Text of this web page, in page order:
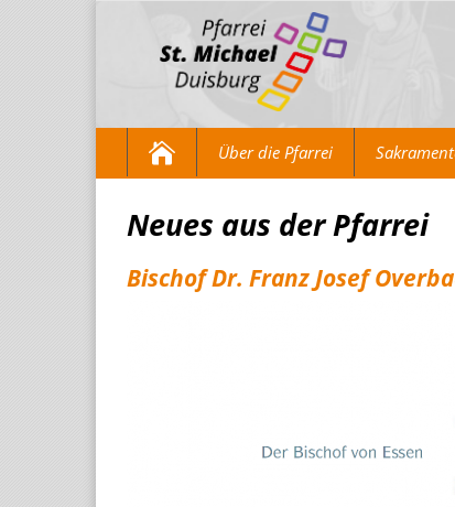
Über die Pfarrei
Neues aus der Pfarrei
Bischof Dr. Franz Josef